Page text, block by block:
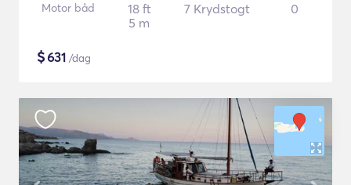
Motor båd
18 ft
5 m
7 Krydstogt 0
$631 /dag